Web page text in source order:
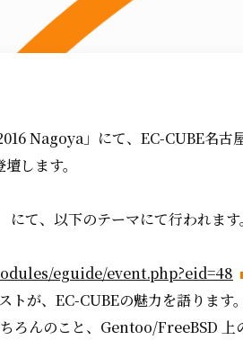
Nagoya」にて、EC-CUBE名古
します。
て、以下のテーマにて行われます。
eguide/event.php?eid=48
が、EC-CUBEの魅力を語ります。
ろんのこと、Gentoo/FreeBSD 上